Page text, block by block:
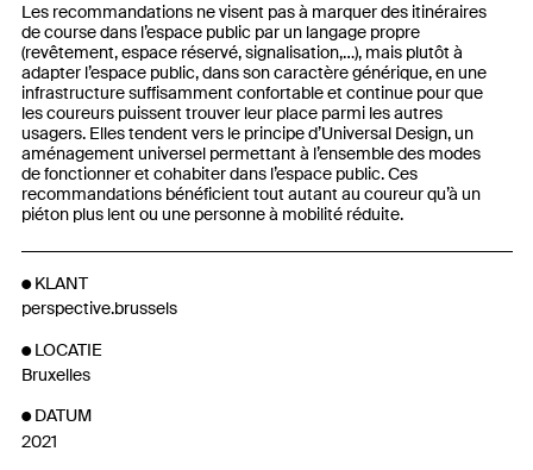
Les recommandations ne visent pas à marquer des itinéraires
de course dans l’espace public par un langage propre
(revêtement, espace réservé, signalisation,…), mais plutôt à
adapter l’espace public, dans son caractère générique, en une
infrastructure suffisamment confortable et continue pour que
les coureurs puissent trouver leur place parmi les autres
usagers. Elles tendent vers le principe d’Universal Design, un
aménagement universel permettant à l’ensemble des modes
de fonctionner et cohabiter dans l’espace public. Ces
recommandations bénéficient tout autant au coureur qu’à un
piéton plus lent ou une personne à mobilité réduite.
KLANT
perspective.brussels
LOCATIE
Bruxelles
DATUM
2021